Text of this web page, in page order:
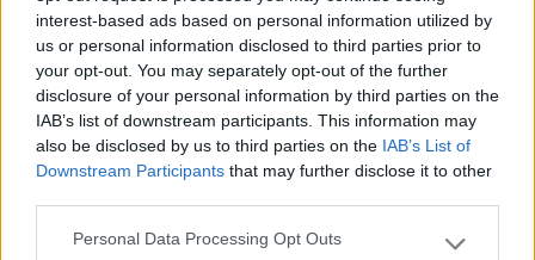
interest-based ads based on personal information utilized by
us or personal information disclosed to third parties prior to
your opt-out. You may separately opt-out of the further
disclosure of your personal information by third parties on the
IAB’s list of downstream participants. This information may
also be disclosed by us to third parties on the IAB’s List of
Downstream Participants that may further disclose it to other
Please note that this website/app uses one or more Google
Personal Data Processing Opt Outs
Punto sosta vicino al mare (zona Ardenza), raggiungibile
Livorno (LI) - 9.5km
Via Voltolino Fontani, 1
Area di sosta (CS)